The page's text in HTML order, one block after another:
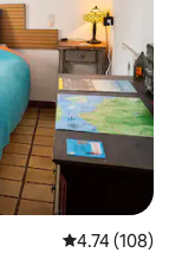
レビュー108
4.74 (108)